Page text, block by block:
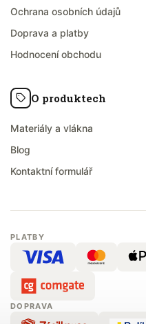
Ochrana osobních údajů
Doprava a platby
Hodnocení obchodu
O produktech
Materiály a vlákna
Blog
Kontaktní formulář
PLATBY
DOPRAVA